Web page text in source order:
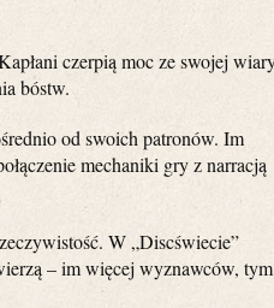
czerpią moc ze swojej
bóstw.
od swoich patronów. Im
mechaniki gry z narracją
W „Discświecie”
– im więcej wyznawców, tym